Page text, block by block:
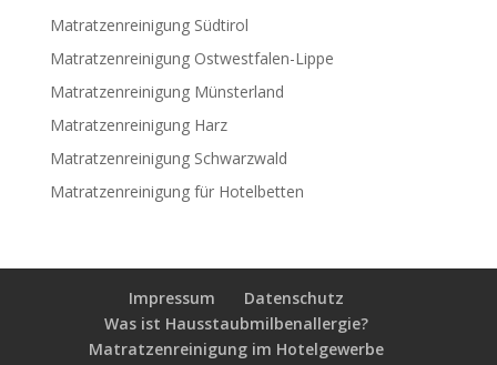
Matratzenreinigung Südtirol
Matratzenreinigung Ostwestfalen-Lippe
Matratzenreinigung Münsterland
Matratzenreinigung Harz
Matratzenreinigung Schwarzwald
Matratzenreinigung für Hotelbetten
Impressum
Datenschutz
Was ist Hausstaubmilbenallergie?
Matratzenreinigung im Hotelgewerbe